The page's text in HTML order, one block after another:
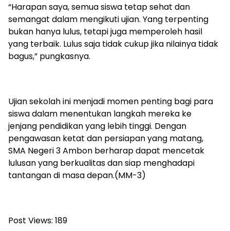
“Harapan saya, semua siswa tetap sehat dan
semangat dalam mengikuti ujian. Yang terpenting
bukan hanya lulus, tetapi juga memperoleh hasil
yang terbaik. Lulus saja tidak cukup jika nilainya tidak
bagus,” pungkasnya.
Ujian sekolah ini menjadi momen penting bagi para
siswa dalam menentukan langkah mereka ke
jenjang pendidikan yang lebih tinggi. Dengan
pengawasan ketat dan persiapan yang matang,
SMA Negeri 3 Ambon berharap dapat mencetak
lulusan yang berkualitas dan siap menghadapi
tantangan di masa depan.(MM-3)
Post Views: 189